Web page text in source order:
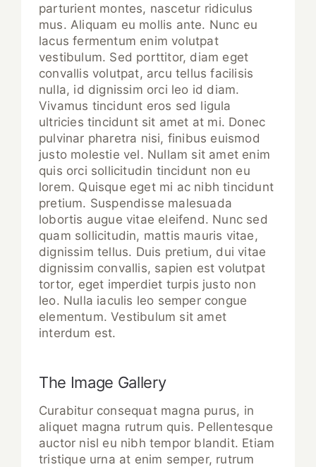
parturient montes, nascetur ridiculus
mus. Aliquam eu mollis ante. Nunc eu
lacus fermentum enim volutpat
vestibulum. Sed porttitor, diam eget
convallis volutpat, arcu tellus facilisis
nulla, id dignissim orci leo id diam.
Vivamus tincidunt eros sed ligula
ultricies tincidunt sit amet at mi. Donec
pulvinar pharetra nisi, finibus euismod
justo molestie vel. Nullam sit amet enim
quis orci sollicitudin tincidunt non eu
lorem. Quisque eget mi ac nibh tincidunt
pretium. Suspendisse malesuada
lobortis augue vitae eleifend. Nunc sed
quam sollicitudin, mattis mauris vitae,
dignissim tellus. Duis pretium, dui vitae
dignissim convallis, sapien est volutpat
tortor, eget imperdiet turpis justo non
leo. Nulla iaculis leo semper congue
elementum. Vestibulum sit amet
interdum est.
The Image Gallery
Curabitur consequat magna purus, in
aliquet magna rutrum quis. Pellentesque
auctor nisl eu nibh tempor blandit. Etiam
tristique urna at enim semper, rutrum